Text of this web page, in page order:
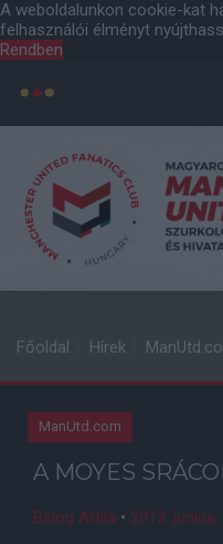
A weboldalunkon cookie-kat
felhasználói élményt
Rendben
Főoldal Hírek
ManUtd.com
A MOYES
Balog Attila • 2013.